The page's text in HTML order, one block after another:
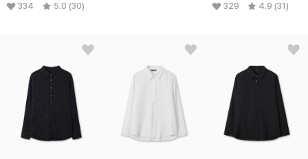
334 5.0 (30) 329 4.9 (31)